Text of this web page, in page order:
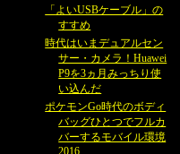
「よいUSBケーブル」の
すすめ
時代はいまデュアルセン
サー・カメラ！Huawei
P9を3ヵ月みっちり使
い込んだ
ポケモンGo時代のボディ
バッグひとつでフルカ
バーするモバイル環境